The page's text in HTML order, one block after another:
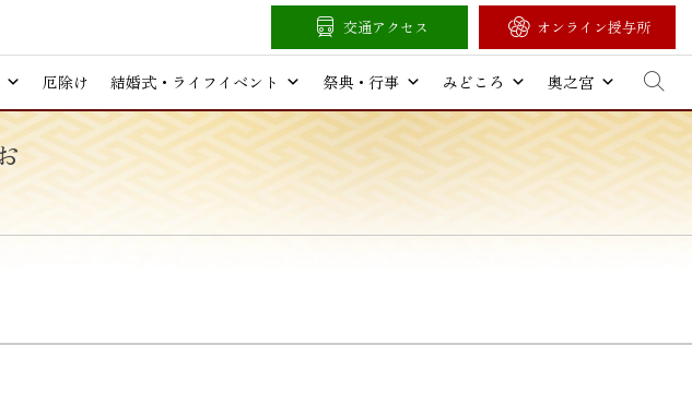
厄除け 結婚式・ライフイベント 祭典・行事 みどころ 奥之宮
交通アクセス オンライン授与所